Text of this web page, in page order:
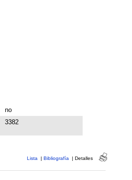
no
3382
Lista | Bibliografía | Detalles